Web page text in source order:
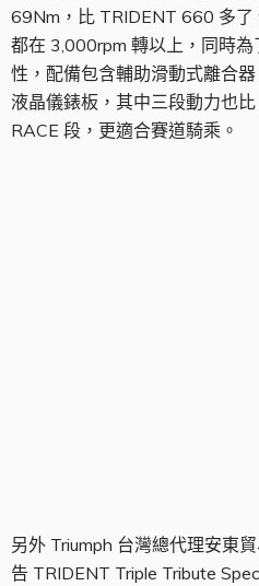
69Nm，比 TRIDENT 660 多
都在 3,000rpm 轉以上，同時
性，配備包含輔助滑動式離合
液晶儀錶板，其中三段動力也
RACE 段，更適合賽道騎乘。
另外 Triumph 台灣總代理安東
告 TRIDENT Triple Tribute